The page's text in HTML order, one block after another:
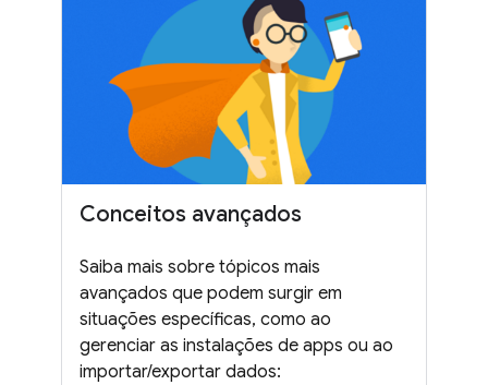
Conceitos avançados
Saiba mais sobre tópicos mais
avançados que podem surgir em
situações específicas, como ao
gerenciar as instalações de apps ou ao
importar/exportar dados: